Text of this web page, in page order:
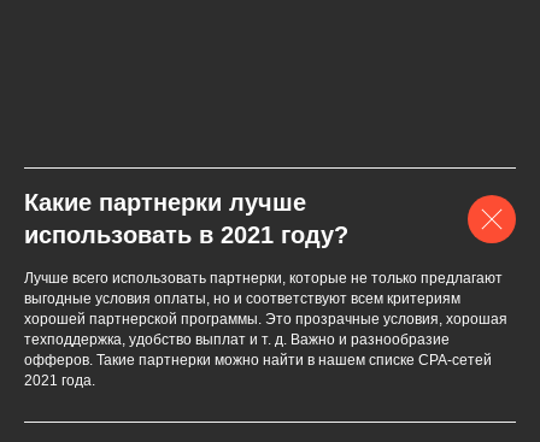
Какие партнерки лучше
использовать в 2021 году?
Лучше всего использовать партнерки, которые не только предлагают
выгодные условия оплаты, но и соответствуют всем критериям
хорошей партнерской программы. Это прозрачные условия, хорошая
техподдержка, удобство выплат и т. д. Важно и разнообразие
офферов. Такие партнерки можно найти в нашем списке СPA-сетей
2021 года.